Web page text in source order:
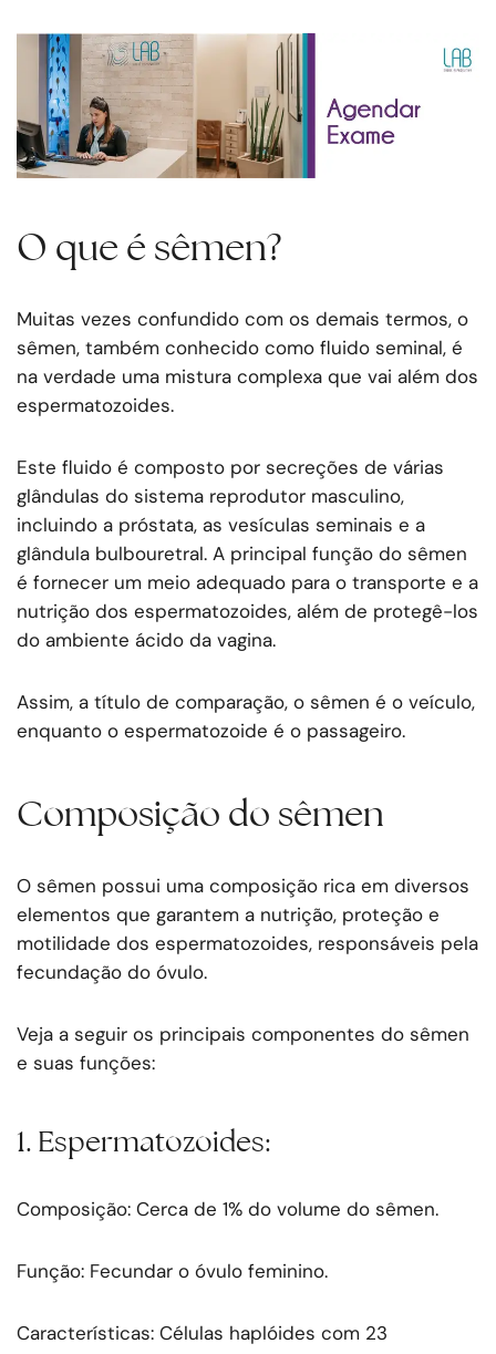
O que é sêmen?
Muitas vezes confundido com os demais termos, o
sêmen, também conhecido como fluido seminal, é
na verdade uma mistura complexa que vai além dos
espermatozoides.
Este fluido é composto por secreções de várias
glândulas do sistema reprodutor masculino,
incluindo a próstata, as vesículas seminais e a
glândula bulbouretral. A principal função do sêmen
é fornecer um meio adequado para o transporte e a
nutrição dos espermatozoides, além de protegê-los
do ambiente ácido da vagina.
Assim, a título de comparação, o sêmen é o veículo,
enquanto o espermatozoide é o passageiro.
Composição do sêmen
O sêmen possui uma composição rica em diversos
elementos que garantem a nutrição, proteção e
motilidade dos espermatozoides, responsáveis pela
fecundação do óvulo.
Veja a seguir os principais componentes do sêmen
e suas funções:
1. Espermatozoides:
Composição: Cerca de 1% do volume do sêmen.
Função: Fecundar o óvulo feminino.
Características: Células haplóides com 23